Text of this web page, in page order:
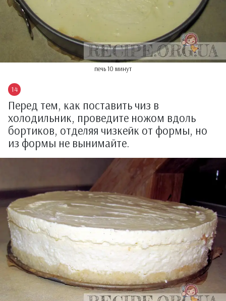
печь 10 минут
Перед тем, как поставить чиз в
холодильник, проведите ножом вдоль
бортиков, отделяя чизкейк от формы, но
из формы не вынимайте.